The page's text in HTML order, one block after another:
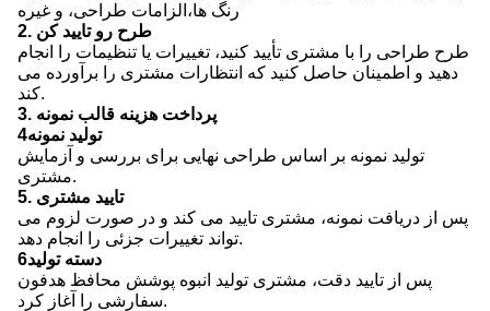
رنگ ها،الزامات طراحی، و غیره
2. طرح رو تاييد کن
طرح طراحی را با مشتری تأیید کنید، تغییرات یا تنظیمات را انجام
دهید و اطمینان حاصل کنید که انتظارات مشتری را برآورده می
کند.
3. پرداخت هزینه قالب نمونه
4تولید نمونه
تولید نمونه بر اساس طراحی نهایی برای بررسی و آزمایش
مشتری.
5. تایید مشتری
پس از دریافت نمونه، مشتری تایید می کند و در صورت لزوم می
تواند تغییرات جزئی را انجام دهد.
6دسته تولید
پس از تایید دقت، مشتری تولید انبوه پوشش محافظ هدفون
سفارشی را آغاز کرد.